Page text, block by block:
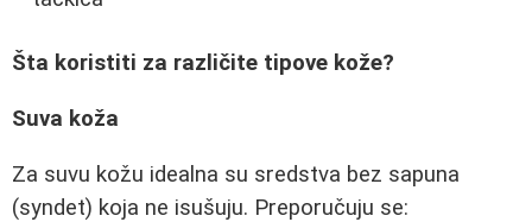
Šta koristiti za različite tipove kože?
Suva koža
Za suvu kožu idealna su sredstva bez sapuna
(syndet) koja ne isušuju. Preporučuju se: